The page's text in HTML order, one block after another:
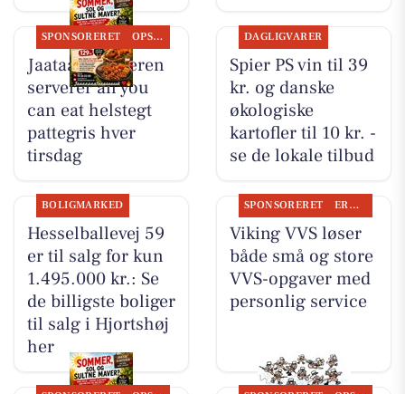
SPONSORERET OPSLAGSTAVLEN
Jaataak Slagteren
serverer all you
can eat helstegt
pattegris hver
tirsdag
DAGLIGVARER
Spier PS vin til 39
kr. og danske
økologiske
kartofler til 10 kr. -
se de lokale tilbud
BOLIGMARKED
Hesselballevej 59
er til salg for kun
1.495.000 kr.: Se
de billigste boliger
til salg i Hjortshøj
her
SPONSORERET ERHVERV
Viking VVS løser
både små og store
VVS-opgaver med
personlig service